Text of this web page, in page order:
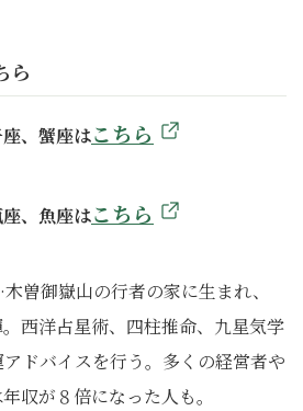
ら
、蟹座はこちら
、魚座はこちら
曽御嶽山の行者の家に生まれ、
西洋占星術、四柱推命、九星気学
ドバイスを行う。多くの経営者や
収が８倍になった人も。